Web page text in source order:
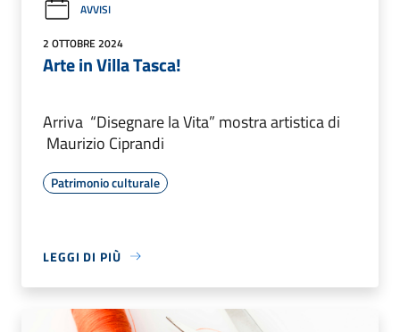
AVVISI
2 OTTOBRE 2024
Arte in Villa Tasca!
Arriva “Disegnare la Vita” mostra artistica di
Maurizio Ciprandi
Patrimonio culturale
LEGGI DI PIÙ